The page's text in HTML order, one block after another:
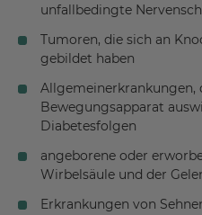
unfallbedingte
Tumoren, die sich an
gebildet haben
Allgemeinerkrankungen,
Bewegungsapparat
Diabetesfolgen
angeborene oder
Wirbelsäule und der
Erkrankungen von